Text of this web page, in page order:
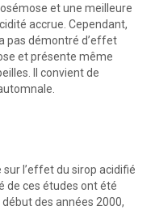
et une meilleure
accrue. Cependant,
pas démontré d’effet
et présente même
Il convient de
l’effet du sirop acidifié
de ces études ont été
des années 2000,